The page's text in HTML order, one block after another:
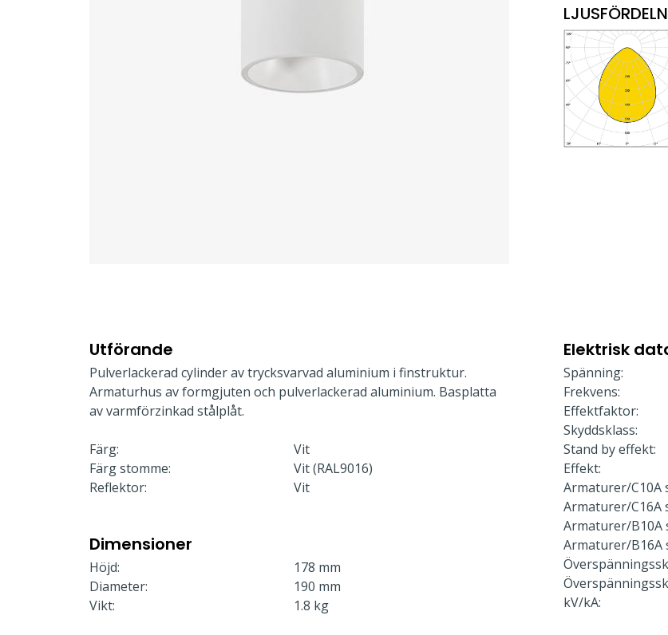
Utförande
Pulverlackerad cylinder av trycksvarvad aluminium i finstruktur.
Armaturhus av formgjuten och pulverlackerad aluminium. Basplatta
av varmförzinkad stålplåt.
Färg:
Vit
Färg stomme:
Vit (RAL9016)
Reflektor:
Vit
Dimensioner
Höjd:
178 mm
Diameter:
190 mm
Vikt:
1.8 kg
Elektrisk
Spänning:
Frekvens:
Effektfaktor:
Skyddsklass:
Stand by effekt:
Effekt:
Armaturer/C10A
Armaturer/C16A
Armaturer/B10A
Armaturer/B16A
kV/kA: